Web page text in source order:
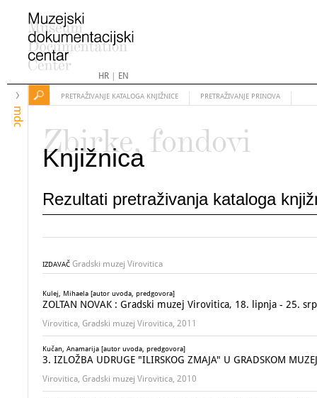
HR| EN
mdc
PRETRAŽIVANJE KATALOGA KNJIŽNICE PRETRAŽIVANJE PRINOVA
Zbirke, fondovi
Knjižnica
Rezultati pretraživanja kataloga
IZDAVAČ Gradski muzej Virovitica
Kulej, Mihaela [autor uvoda, predgovora]
ZOLTAN NOVAK : Gradski muzej Virovitica, 18. lipnja - 25.
Virovitica, Gradski muzej Virovitica, 2011
Kučan, Anamarija [autor uvoda, predgovora]
3. IZLOŽBA UDRUGE "ILIRSKOG ZMAJA" U GRADSKOM
Virovitica, Gradski muzej Virovitica, 2010